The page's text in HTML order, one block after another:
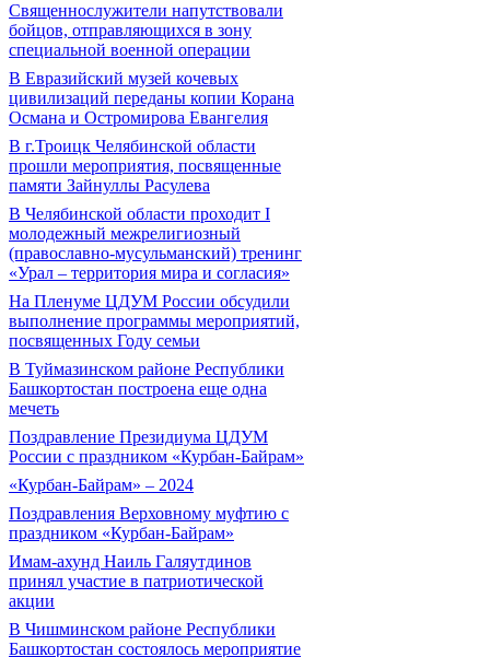
Священнослужители напутствовали
бойцов, отправляющихся в зону
специальной военной операции
В Евразийский музей кочевых
цивилизаций переданы копии Корана
Османа и Остромирова Евангелия
В г.Троицк Челябинской области
прошли мероприятия, посвященные
памяти Зайнуллы Расулева
В Челябинской области проходит I
молодежный межрелигиозный
(православно-мусульманский) тренинг
«Урал – территория мира и согласия»
На Пленуме ЦДУМ России обсудили
выполнение программы мероприятий,
посвященных Году семьи
В Туймазинском районе Республики
Башкортостан построена еще одна
мечеть
Поздравление Президиума ЦДУМ
России с праздником «Курбан-Байрам»
«Курбан-Байрам» – 2024
Поздравления Верховному муфтию с
праздником «Курбан-Байрам»
Имам-ахунд Наиль Галяутдинов
принял участие в патриотической
акции
В Чишминском районе Республики
Башкортостан состоялось мероприятие